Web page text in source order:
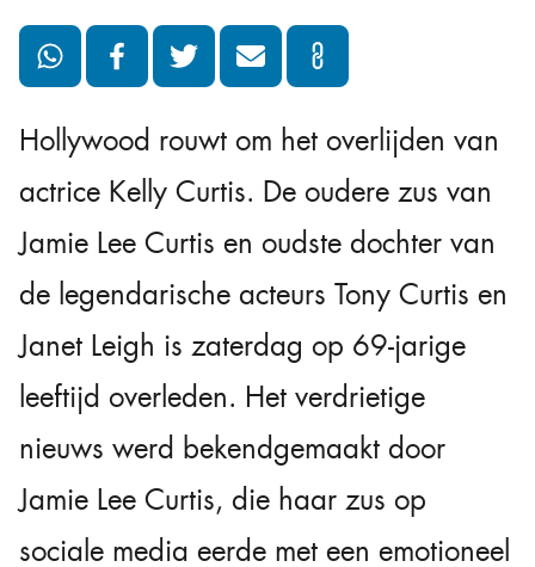
Hollywood rouwt om het overlijden van
actrice Kelly Curtis. De oudere zus van
Jamie Lee Curtis en oudste dochter van
de legendarische acteurs Tony Curtis en
Janet Leigh is zaterdag op 69-jarige
leeftijd overleden. Het verdrietige
nieuws werd bekendgemaakt door
Jamie Lee Curtis, die haar zus op
sociale media eerde met een emotioneel